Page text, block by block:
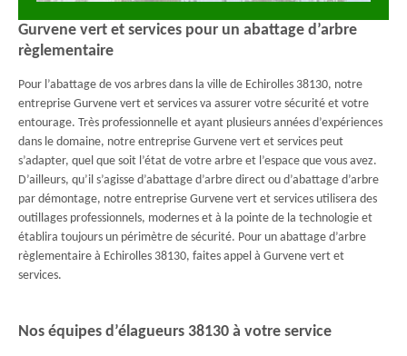
Gurvene vert et services pour un abattage d’arbre
règlementaire
Pour l’abattage de vos arbres dans la ville de Echirolles 38130, notre
entreprise Gurvene vert et services va assurer votre sécurité et votre
entourage. Très professionnelle et ayant plusieurs années d’expériences
dans le domaine, notre entreprise Gurvene vert et services peut
s’adapter, quel que soit l’état de votre arbre et l’espace que vous avez.
D’ailleurs, qu’il s’agisse d’abattage d’arbre direct ou d’abattage d’arbre
par démontage, notre entreprise Gurvene vert et services utilisera des
outillages professionnels, modernes et à la pointe de la technologie et
établira toujours un périmètre de sécurité. Pour un abattage d’arbre
règlementaire à Echirolles 38130, faites appel à Gurvene vert et
services.
Nos équipes d’élagueurs 38130 à votre service